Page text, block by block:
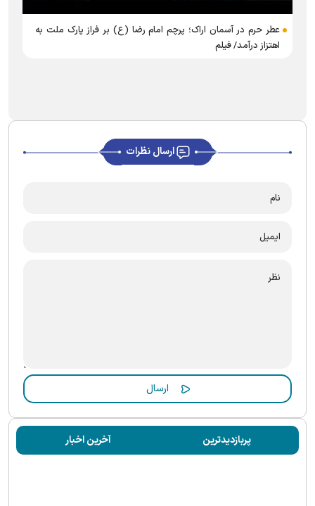
عطر حرم در آسمان اراک؛ پرچم امام رضا (ع) بر فراز پارک ملت به
اهتزاز درآمد/ فیلم
ارسال نظرات
پربازدیدترین آخرین اخبار